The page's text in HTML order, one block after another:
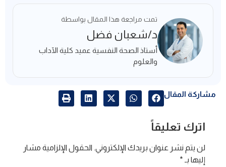
تمت مراجعة هذا المقال بواسطة
د/شعبان فضل
أستاذ الصحة النفسية عميد كلية الآداب
والعلوم
مشاركة المقال
اترك تعليقاً
لن يتم نشر عنوان بريدك الإلكتروني. الحقول الإلزامية مشار
إليها بـ *